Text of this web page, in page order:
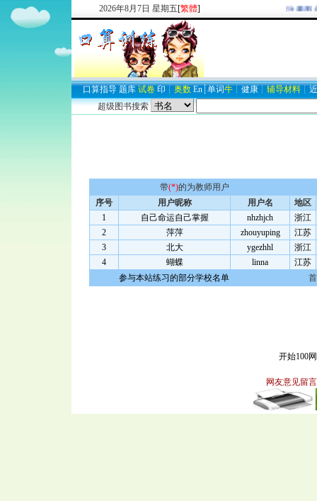
2026年8月 7日 星期五[繁體] 欢迎新注册用户
口算指导 题库 试卷 印 ┊ 奥数 En ┊ 单词牛 ┊ 健康 ┊ 辅导材料 ┊
超级图书搜索
带(*)的为教师用户
序号
用户昵称 用户名
地区
1
自己命运自己掌握 nhzhjch
浙江
2
萍萍 zhouyuping
江苏
3
北大 ygezhhl
浙江
4
蝴蝶 linna
江苏
参与本站练习的部分学校名单
开始100
网友意见留